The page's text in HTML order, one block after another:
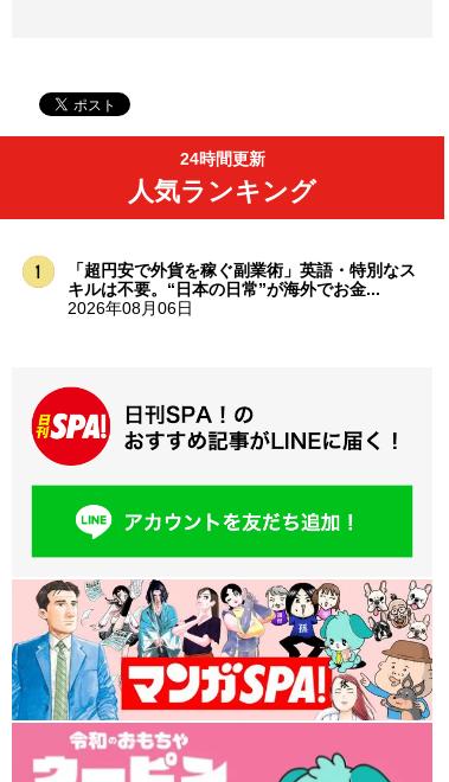
24時間更新
人気ランキング
「超円安で外貨を稼ぐ副業術」英語・特別なス
キルは不要。“日本の日常”が海外でお金...
2026年08月06日